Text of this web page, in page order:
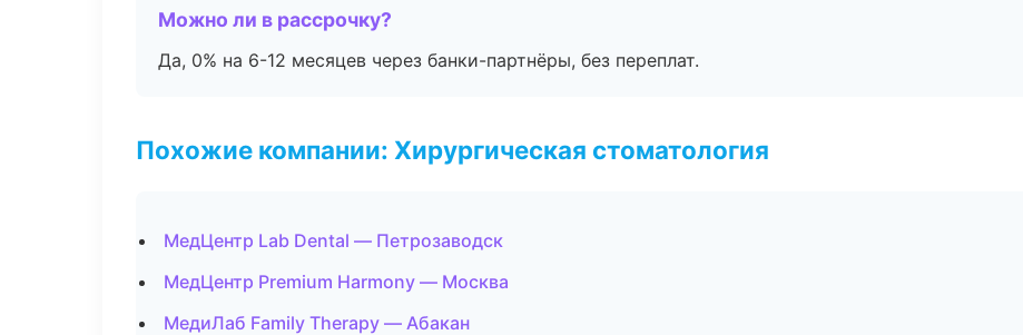
Можно ли в рассрочку?
Да, 0% на 6-12 месяцев через банки-партнёры, без переплат.
Похожие компании: Хирургическая стоматология
МедЦентр Lab Dental — Петрозаводск
МедЦентр Premium Harmony — Москва
МедиЛаб Family Therapy — Абакан